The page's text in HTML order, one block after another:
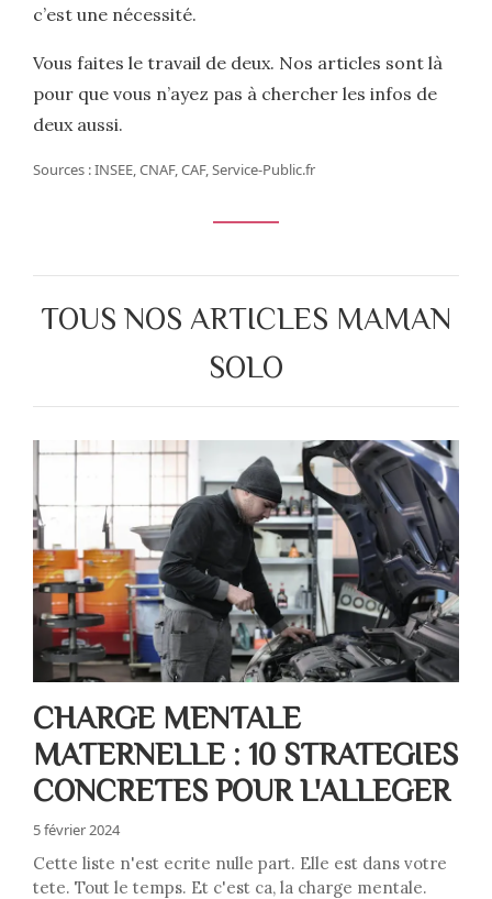
c’est une nécessité.
Vous faites le travail de deux. Nos articles sont là
pour que vous n’ayez pas à chercher les infos de
deux aussi.
Sources : INSEE, CNAF, CAF, Service-Public.fr
TOUS NOS ARTICLES MAMAN
SOLO
CHARGE MENTALE
MATERNELLE : 10 STRATEGIES
CONCRETES POUR L'ALLEGER
5 février 2024
Cette liste n'est ecrite nulle part. Elle est dans votre
tete. Tout le temps. Et c'est ca, la charge mentale.